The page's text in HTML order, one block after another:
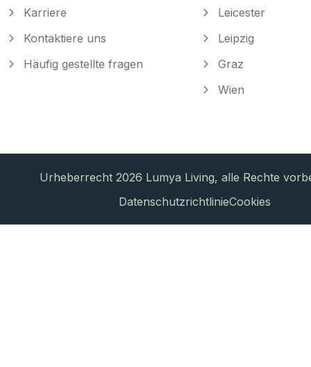
Karriere
Kontaktiere uns
Häufig gestellte fragen
Leicester
Leipzig
Graz
Wien
Urheberrecht 2026 Lumya Living, alle Rechte
DatenschutzrichtlinieCookies